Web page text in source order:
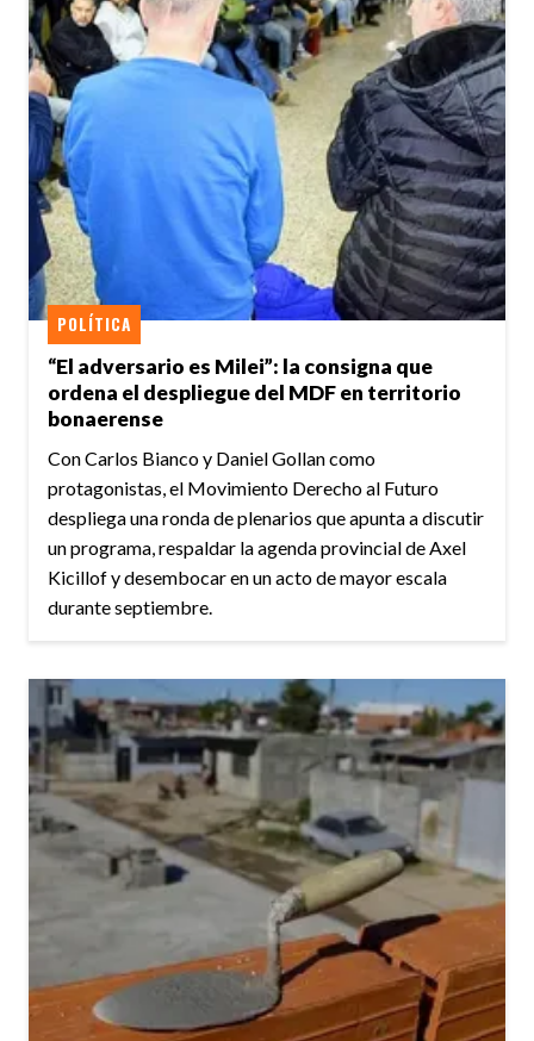
“El adversario es Milei”: la consigna que
ordena el despliegue del MDF en territorio
bonaerense
POLÍTICA
Con Carlos Bianco y Daniel Gollan como
protagonistas, el Movimiento Derecho al Futuro
despliega una ronda de plenarios que apunta a discutir
un programa, respaldar la agenda provincial de Axel
Kicillof y desembocar en un acto de mayor escala
durante septiembre.